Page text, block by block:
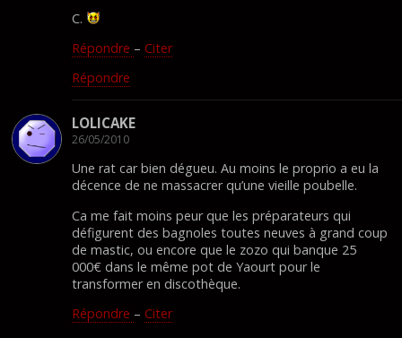
C.
Répondre – Citer
Répondre
LOLICAKE
26/05/2010
Une rat car bien dégueu. Au moins le proprio a eu la
décence de ne massacrer qu’une vieille poubelle.
Ca me fait moins peur que les préparateurs qui
défigurent des bagnoles toutes neuves à grand coup
de mastic, ou encore que le zozo qui banque 25
000€ dans le même pot de Yaourt pour le
transformer en discothèque.
Répondre – Citer